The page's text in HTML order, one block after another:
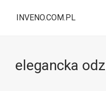
INVENO.COM.PL
elegancka